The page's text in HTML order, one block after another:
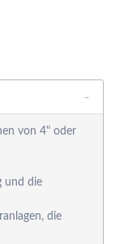
von 4" oder
und die
die